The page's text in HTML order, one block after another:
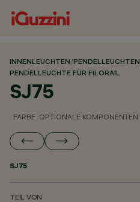
INNENLEUCHTEN/PENDELLEUCHTEN
PENDELLEUCHTE FÜR FILORAIL
SJ75
FARBE OPTIONALE KOMPONENTEN
SJ75
TEIL VON